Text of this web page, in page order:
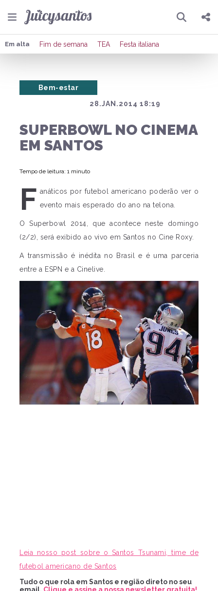
Pesquisar
Compartilhar
Publicar no X
Em alta Fim de semana TEA Festa italiana
28.JAN.2014 18:19
Bem-estar
SUPERBOWL NO CINEMA
EM SANTOS
Tempo de leitura: 1 minuto
F anáticos por futebol americano poderão ver o
evento mais esperado do ano na telona.
O Superbowl 2014, que acontece neste domingo
(2/2), será exibido ao vivo em Santos no Cine Roxy.
A transmissão é inédita no Brasil e é uma parceria
entre a ESPN e a Cinelive.
Leia nosso post sobre o Santos Tsunami, time de
futebol americano de Santos
Tudo o que rola em Santos e região direto no seu